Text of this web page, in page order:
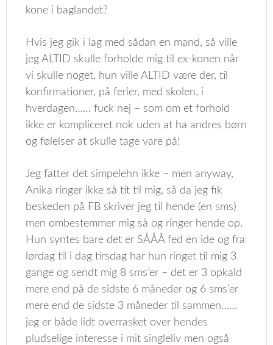
kone i baglandet?
Hvis jeg gik i lag med sådan en mand, så ville
jeg ALTID skulle forholde mig til ex-konen når
vi skulle noget, hun ville ALTID være der, til
konfirmationer, på ferier, med skolen, i
hverdagen…… fuck nej – som om et forhold
ikke er kompliceret nok uden at ha andres børn
og følelser at skulle tage vare på!
Jeg fatter det simpelehn ikke – men anyway,
Anika ringer ikke så tit til mig, så da jeg fik
beskeden på FB skriver jeg til hende (en sms)
men ombestemmer mig så og ringer hende op.
Hun syntes bare det er SÅÅÅ fed en ide og fra
lørdag til i dag tirsdag har hun ringet til mig 3
gange og sendt mig 8 sms’er – det er 3 opkald
mere end på de sidste 6 måneder og 6 sms’er
mere end de sidste 3 måneder til sammen……
jeg er både lidt overrasket over hendes
pludselige interesse i mit singleliv men også